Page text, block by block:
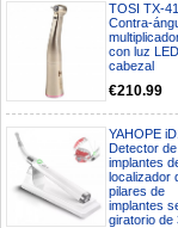
TOSI TX-
Contra-
con luz
cabezal
€210.99
YAHOPE
Detector de
implantes
localizador
pilares de
implantes
giratorio de